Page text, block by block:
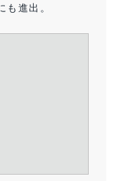
も進出。​